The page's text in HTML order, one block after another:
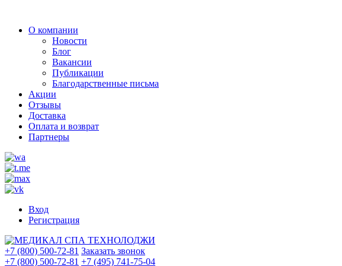
О компании
Новости
Блог
Вакансии
Публикации
Благодарственные письма
Акции
Отзывы
Доставка
Оплата и возврат
Партнеры
Вход
Регистрация
+7 (800) 500-72-81 Заказать звонок
+7 (800) 500-72-81 +7 (495) 741-75-04